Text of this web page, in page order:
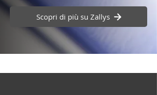
Scopri di più su Zallys